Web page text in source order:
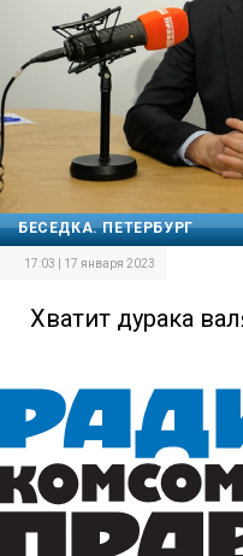
БЕСЕДКА. ПЕТЕРБУРГ
17:03 | 17 января 2023
Хватит дурака